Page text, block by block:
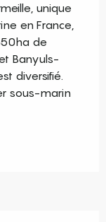
unique
en France,
de
Banyuls-
diversifié.
sous-marin